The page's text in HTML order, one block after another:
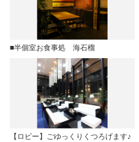
■半個室お食事処 海石榴
【ロビー】ごゆっくりくつろげます♪